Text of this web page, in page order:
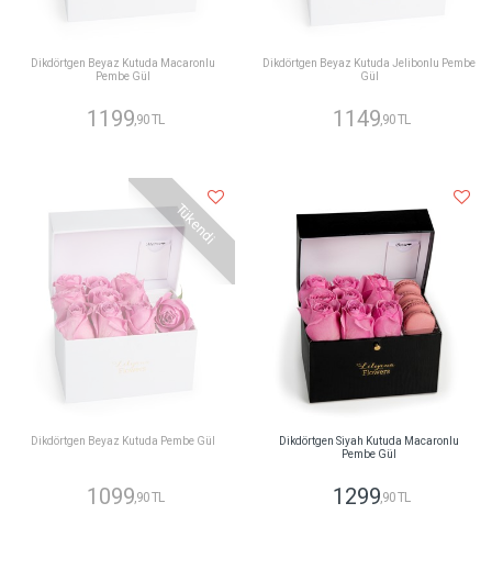
Dikdörtgen Beyaz Kutuda Macaronlu
Pembe Gül
1199,90 TL
Dikdörtgen Beyaz Kutuda Jelibonlu Pembe
Gül
1149,90 TL
Tükendi
Dikdörtgen Beyaz Kutuda Pembe Gül
1099,90 TL
Dikdörtgen Siyah Kutuda Macaronlu
Pembe Gül
1299,90 TL